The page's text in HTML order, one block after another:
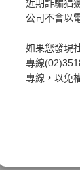
近期詐騙猖
公司不會以
如果您發現
專線
專線，以免
元領域，兼顧